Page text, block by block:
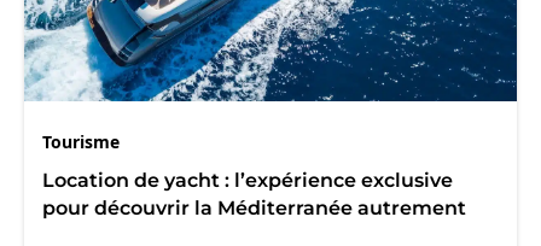
Tourisme
Location de yacht : l’expérience exclusive
pour découvrir la Méditerranée autrement